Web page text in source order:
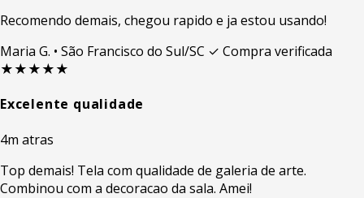
Recomendo demais, chegou rapido e ja estou usando!
Maria G. • São Francisco do Sul/SC ✓ Compra verificada
★★★★★
Excelente qualidade
4m atras
Top demais! Tela com qualidade de galeria de arte.
Combinou com a decoracao da sala. Amei!